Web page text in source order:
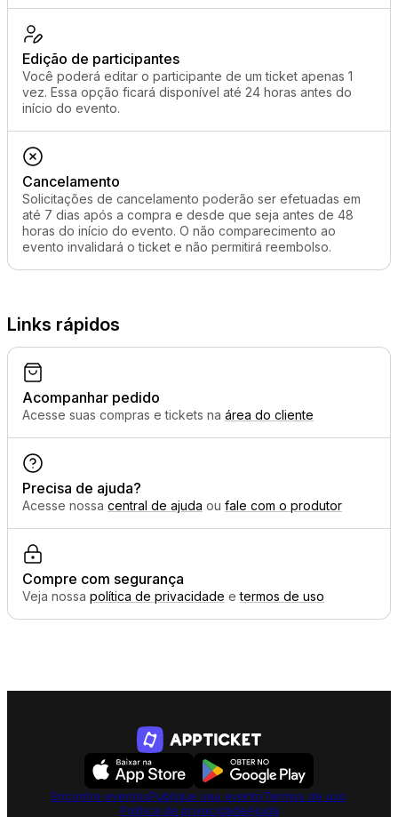
Edição de participantes
Você poderá editar o participante de um ticket apenas 1
vez. Essa opção ficará disponível até 24 horas antes do
início do evento.
Cancelamento
Solicitações de cancelamento poderão ser efetuadas em
até 7 dias após a compra e desde que seja antes de 48
horas do início do evento. O não comparecimento ao
evento invalidará o ticket e não permitirá reembolso.
Links rápidos
Acompanhar pedido
Acesse suas compras e tickets na área do cliente
Precisa de ajuda?
Acesse nossa central de ajuda ou fale com o produtor
Compre com segurança
Veja nossa política de privacidade etermos de uso
Encontre eventosPublique seu eventoTermos de uso
Política de privacidadeAjuda